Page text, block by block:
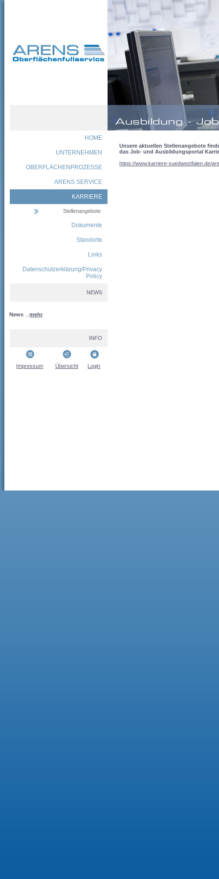
HOME
UNTERNEHMEN
OBERFLÄCHENPROZESSE
ARENS SERVICE
KARRIERE
Stellenangebote
Dokumente
Standorte
Links
Datenschutzerklärung/Privacy
Policy
NEWS
News ...mehr
INFO
Impressum Übersicht Login
Unsere aktuellen Stellenangebote
das Job- und Ausbildungsportal
https://www.karriere-suedwestfalen.de/